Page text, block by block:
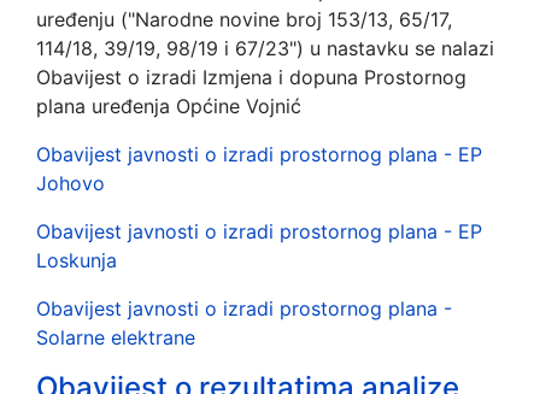
uređenju ("Narodne novine broj 153/13, 65/17,
114/18, 39/19, 98/19 i 67/23") u nastavku se nalazi
Obavijest o izradi Izmjena i dopuna Prostornog
plana uređenja Općine Vojnić
Obavijest javnosti o izradi prostornog plana - EP
Johovo
Obavijest javnosti o izradi prostornog plana - EP
Loskunja
Obavijest javnosti o izradi prostornog plana -
Solarne elektrane